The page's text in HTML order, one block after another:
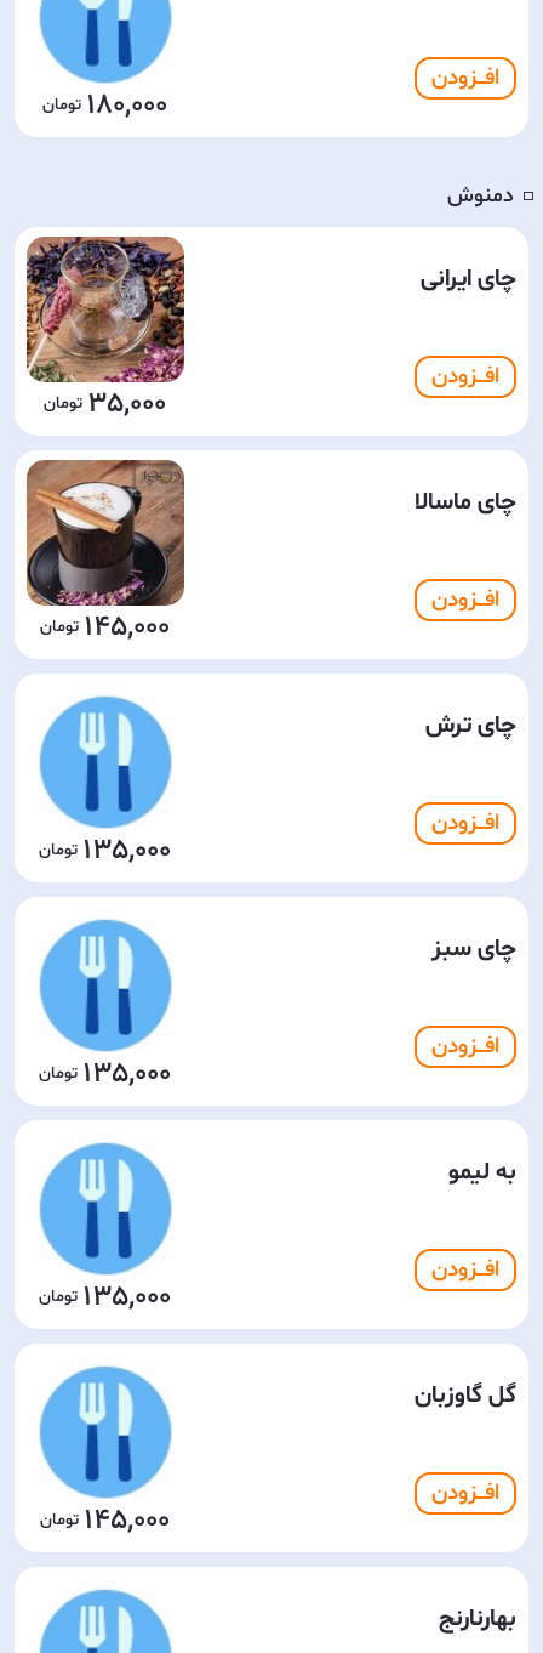
افـــزودن
180,000
◽️ دمنوش
چای ایرانی
افـــزودن
35,000
چای ماسالا
افـــزودن
145,000
چای ترش
افـــزودن
135,000
چای سبز
افـــزودن
135,000
به لیمو
افـــزودن
135,000
گل گاوزبان
افـــزودن
145,000
بهارنارنج